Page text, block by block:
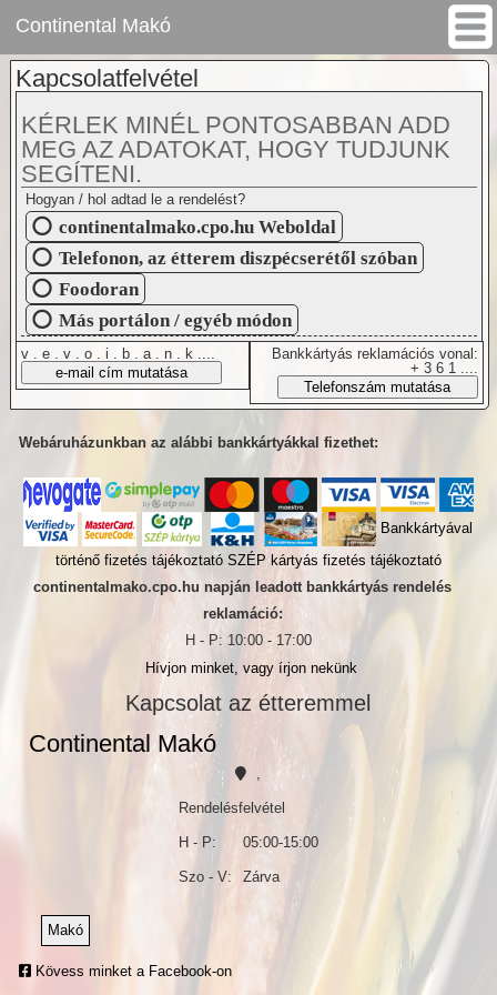
Continental Makó
Kapcsolatfelvétel
KÉRLEK MINÉL PONTOSABBAN ADD
MEG AZ ADATOKAT, HOGY TUDJUNK
SEGÍTENI.
Hogyan / hol adtad le a rendelést?
continentalmako.cpo.hu Weboldal
Telefonon, az étterem diszpécserétől szóban
Foodoran
Más portálon / egyéb módon
v . e . v . o . i . b . a . n . k ....
Bankkártyás reklamációs vonal:
+ 3 6 1 ....
Webáruházunkban az alábbi bankkártyákkal fizethet:
Bankkártyával
történő fizetés tájékoztató SZÉP kártyás fizetés tájékoztató
continentalmako.cpo.hu napján leadott bankkártyás rendelés
reklamáció:
H - P: 10:00 - 17:00
Hívjon minket, vagy írjon nekünk
Kapcsolat az étteremmel
Continental Makó
Rendelésfelvétel
H - P: 05:00-15:00
Szo - V: Zárva
Makó
Kövess minket a Facebook-on